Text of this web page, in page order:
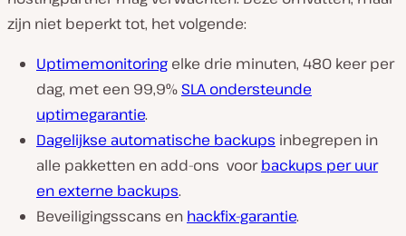
zijn niet beperkt tot, het volgende:
Uptimemonitoring elke drie minuten, 480 keer per
dag, met een 99,9% SLA ondersteunde
uptimegarantie.
Dagelijkse automatische backups inbegrepen in
alle pakketten en add-ons voorbackups per uur
en externe backups.
Beveiligingsscans en hackfix-garantie.